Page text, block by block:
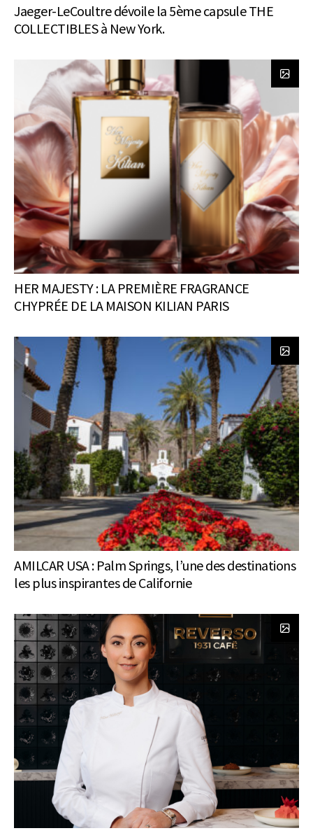
Jaeger-LeCoultre dévoile la 5ème capsule THE
COLLECTIBLES à New York.
HER MAJESTY : LA PREMIÈRE FRAGRANCE
CHYPRÉE DE LA MAISON KILIAN PARIS
AMILCAR USA : Palm Springs, l’une des destinations
les plus inspirantes de Californie